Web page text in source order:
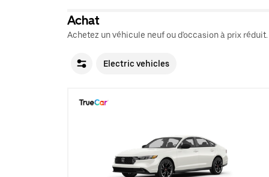
Achat
Achetez un véhicule neuf ou d'occasion à prix réduit.
Electric vehicles